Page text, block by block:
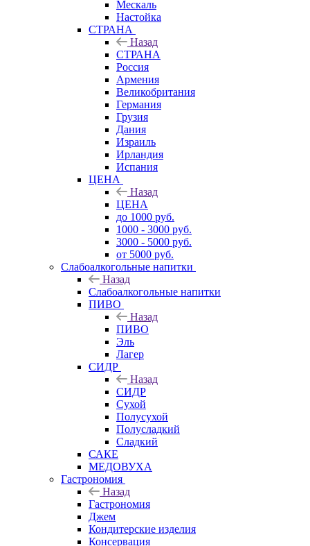
Мескаль
Настойка
СТРАНА
Назад
СТРАНА
Россия
Армения
Великобритания
Германия
Грузия
Дания
Израиль
Ирландия
Испания
ЦЕНА
Назад
ЦЕНА
до 1000 руб.
1000 - 3000 руб.
3000 - 5000 руб.
от 5000 руб.
Слабоалкогольные напитки
Назад
Слабоалкогольные напитки
ПИВО
Назад
ПИВО
Эль
Лагер
СИДР
Назад
СИДР
Сухой
Полусухой
Полусладкий
Сладкий
САКЕ
МЕДОВУХА
Гастрономия
Назад
Гастрономия
Джем
Кондитерские изделия
Консервация